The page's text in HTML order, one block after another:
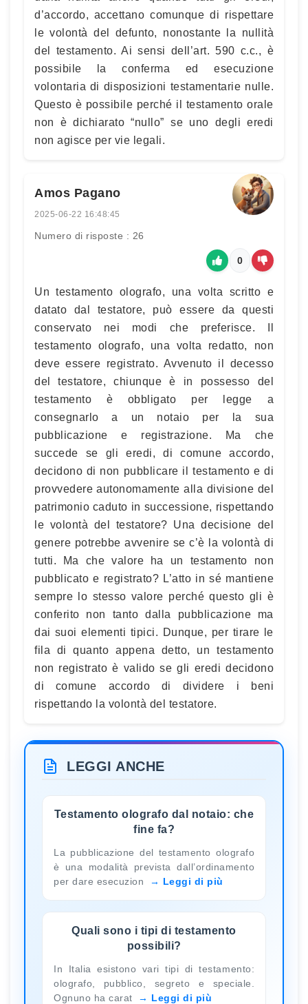
d’accordo, accettano comunque di rispettare
le volontà del defunto, nonostante la nullità
del testamento. Ai sensi dell’art. 590 c.c., è
possibile la conferma ed esecuzione
volontaria di disposizioni testamentarie nulle.
Questo è possibile perché il testamento orale
non è dichiarato “nullo” se uno degli eredi
non agisce per vie legali.
Amos Pagano
2025-06-22 16:48:45
Numero di risposte : 26
0
Un testamento olografo, una volta scritto e
datato dal testatore, può essere da questi
conservato nei modi che preferisce. Il
testamento olografo, una volta redatto, non
deve essere registrato. Avvenuto il decesso
del testatore, chiunque è in possesso del
testamento è obbligato per legge a
consegnarlo a un notaio per la sua
pubblicazione e registrazione. Ma che
succede se gli eredi, di comune accordo,
decidono di non pubblicare il testamento e di
provvedere autonomamente alla divisione del
patrimonio caduto in successione, rispettando
le volontà del testatore? Una decisione del
genere potrebbe avvenire se c’è la volontà di
tutti. Ma che valore ha un testamento non
pubblicato e registrato? L’atto in sé mantiene
sempre lo stesso valore perché questo gli è
conferito non tanto dalla pubblicazione ma
dai suoi elementi tipici. Dunque, per tirare le
fila di quanto appena detto, un testamento
non registrato è valido se gli eredi decidono
di comune accordo di dividere i beni
rispettando la volontà del testatore.
LEGGI ANCHE
Testamento olografo dal notaio: che
fine fa?
La pubblicazione del testamento olografo
è una modalità prevista dall’ordinamento
per dare esecuzion
Leggi di più
Quali sono i tipi di testamento
possibili?
In Italia esistono vari tipi di testamento:
olografo, pubblico, segreto e speciale.
Ognuno ha carat
Leggi di più